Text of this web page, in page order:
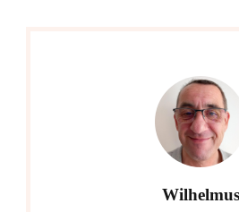
Wilhelmus